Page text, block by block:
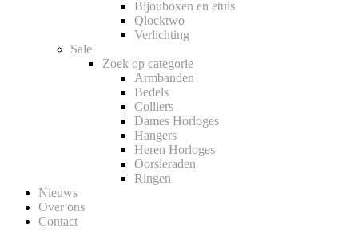
Bijouboxen en etuis
Qlocktwo
Verlichting
Sale
Zoek op categorie
Armbanden
Bedels
Colliers
Dames Horloges
Hangers
Heren Horloges
Oorsieraden
Ringen
Nieuws
Over ons
Contact